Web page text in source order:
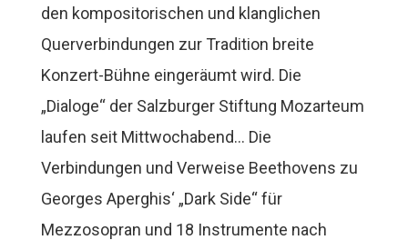
den kompositorischen und klanglichen
Querverbindungen zur Tradition breite
Konzert-Bühne eingeräumt wird. Die
„Dialoge“ der Salzburger Stiftung Mozarteum
laufen seit Mittwochabend… Die
Verbindungen und Verweise Beethovens zu
Georges Aperghis‘ „Dark Side“ für
Mezzosopran und 18 Instrumente nach